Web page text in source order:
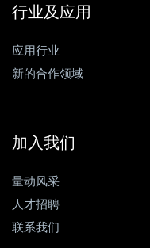
行业及应用
应用行业
新的合作领域
加入我们
量动风采
人才招聘
联系我们